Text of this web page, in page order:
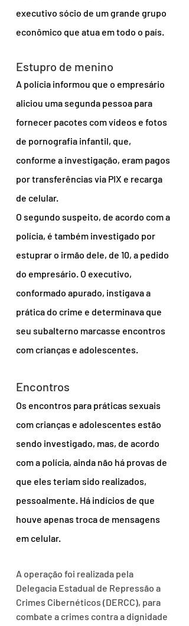
executivo sócio de um grande grupo
econômico que atua em todo o país.
Estupro de menino
A polícia informou que o empresário
aliciou uma segunda pessoa para
fornecer pacotes com vídeos e fotos
de pornografia infantil, que,
conforme a investigação, eram pagos
por transferências via PIX e recarga
de celular.
O segundo suspeito, de acordo com a
polícia, é também investigado por
estuprar o irmão dele, de 10, a pedido
do empresário. O executivo,
conformado apurado, instigava a
prática do crime e determinava que
seu subalterno marcasse encontros
com crianças e adolescentes.
Encontros
Os encontros para práticas sexuais
com crianças e adolescentes estão
sendo investigado, mas, de acordo
com a polícia, ainda não há provas de
que eles teriam sido realizados,
pessoalmente. Há indícios de que
houve apenas troca de mensagens
em celular.
A operação foi realizada pela
Delegacia Estadual de Repressão a
Crimes Cibernéticos (DERCC), para
combate a crimes contra a dignidade